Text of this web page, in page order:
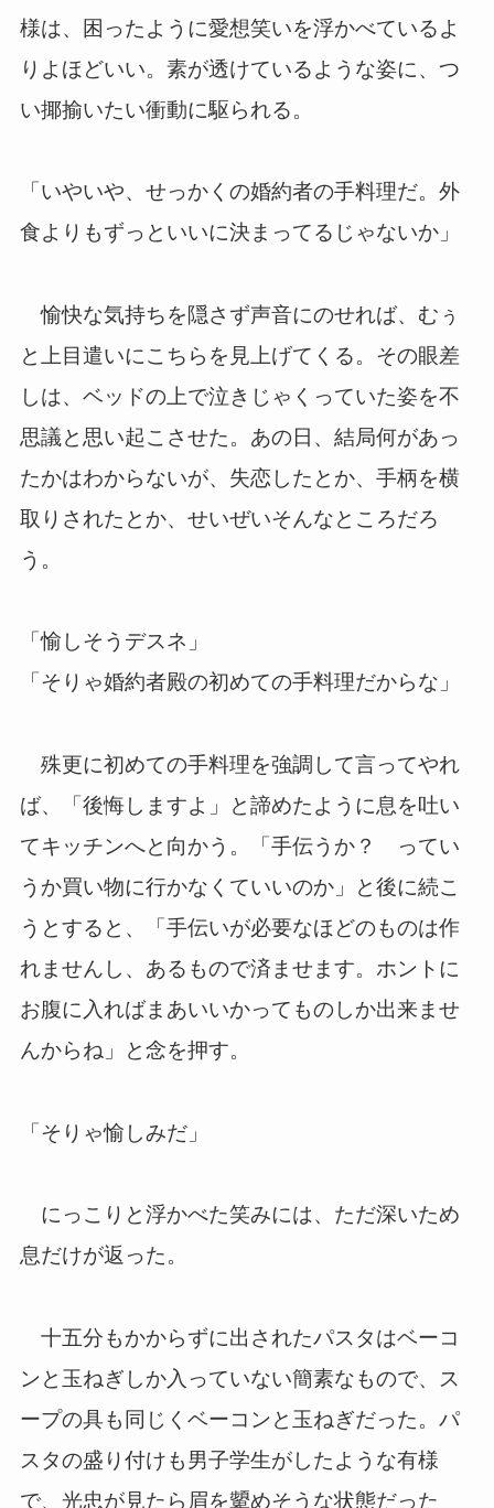
様は、困ったように愛想笑いを浮かべているよ
りよほどいい。素が透けているような姿に、つ
い揶揄いたい衝動に駆られる。
「いやいや、せっかくの婚約者の手料理だ。外
食よりもずっといいに決まってるじゃないか」
愉快な気持ちを隠さず声音にのせれば、むぅ
と上目遣いにこちらを見上げてくる。その眼差
しは、ベッドの上で泣きじゃくっていた姿を不
思議と思い起こさせた。あの日、結局何があっ
たかはわからないが、失恋したとか、手柄を横
取りされたとか、せいぜいそんなところだろ
う。
「愉しそうデスネ」
「そりゃ婚約者殿の初めての手料理だからな」
殊更に初めての手料理を強調して言ってやれ
ば、「後悔しますよ」と諦めたように息を吐い
てキッチンへと向かう。「手伝うか？ ってい
うか買い物に行かなくていいのか」と後に続こ
うとすると、「手伝いが必要なほどのものは作
れませんし、あるもので済ませます。ホントに
お腹に入ればまあいいかってものしか出来ませ
んからね」と念を押す。
「そりゃ愉しみだ」
にっこりと浮かべた笑みには、ただ深いため
息だけが返った。
十五分もかからずに出されたパスタはベーコ
ンと玉ねぎしか入っていない簡素なもので、ス
ープの具も同じくベーコンと玉ねぎだった。パ
スタの盛り付けも男子学生がしたような有様
で、光忠が見たら眉を顰めそうな状態だった